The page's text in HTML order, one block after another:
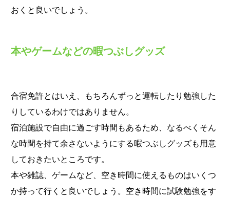
おくと良いでしょう。
本やゲームなどの暇つぶしグッズ
合宿免許とはいえ、もちろんずっと運転したり勉強した
りしているわけではありません。
宿泊施設で自由に過ごす時間もあるため、なるべくそん
な時間を持て余さないようにする暇つぶしグッズも用意
しておきたいところです。
本や雑誌、ゲームなど、空き時間に使えるものはいくつ
か持って行くと良いでしょう。空き時間に試験勉強をす